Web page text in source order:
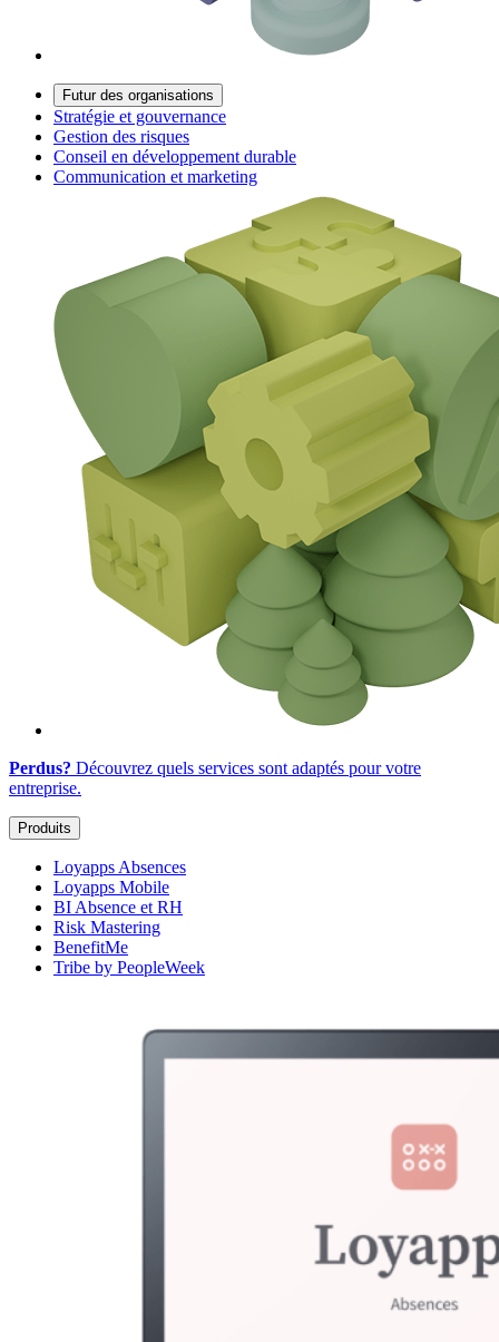
Futur des organisations
Stratégie et gouvernance
Gestion des risques
Conseil en développement durable
Communication et marketing
Perdus? Découvrez quels services sont adaptés pour votre
entreprise.
Produits
Loyapps Absences
Loyapps Mobile
BI Absence et RH
Risk Mastering
BenefitMe
Tribe by PeopleWeek